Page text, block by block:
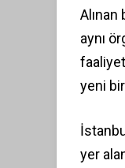
aynı
yeni
yer